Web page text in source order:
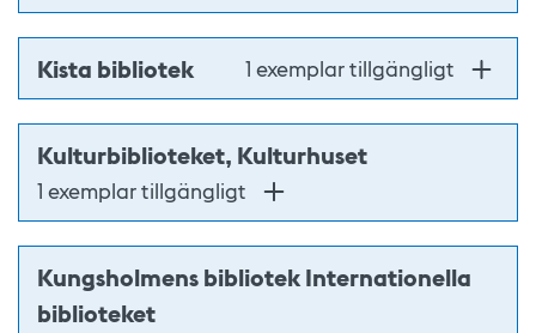
Kista bibliotek 1 exemplar tillgängligt
Kulturbiblioteket, Kulturhuset
1 exemplar tillgängligt
Kungsholmens bibliotek Internationella
biblioteket